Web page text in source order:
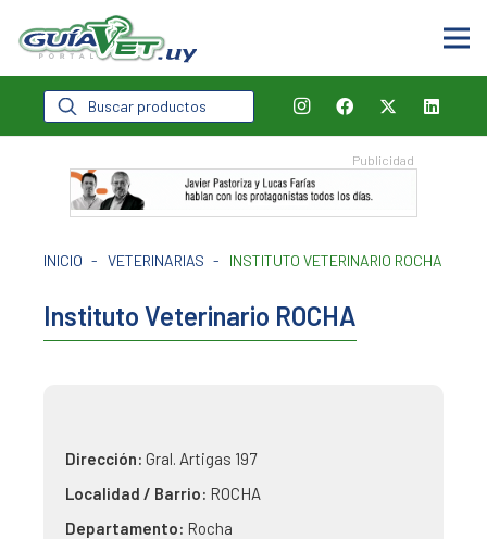
Búsqueda
de
productos
INICIO - VETERINARIAS - INSTITUTO VETERINARIO ROCHA
Instituto Veterinario ROCHA
Dirección: Gral. Artigas 197
Localidad / Barrio: ROCHA
Departamento: Rocha